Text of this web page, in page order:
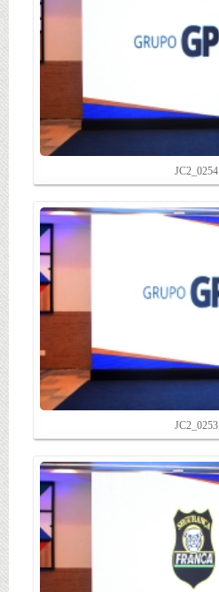
JC2_0254
JC2_0253